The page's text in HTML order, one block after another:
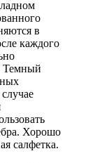
в
каждого
Темный
Хорошо
салфетка.